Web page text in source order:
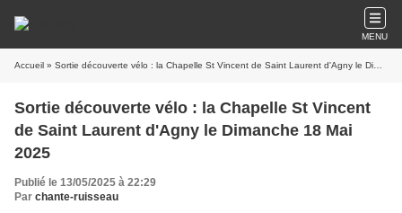
MENU
Accueil » Sortie découverte vélo : la Chapelle St Vincent de Saint Laurent d'Agny le Dimanche 18 Mai 2025
Sortie découverte vélo : la Chapelle St Vincent
de Saint Laurent d'Agny le Dimanche 18 Mai
2025
Publié le 13/05/2025 à 22:29
Par chante-ruisseau